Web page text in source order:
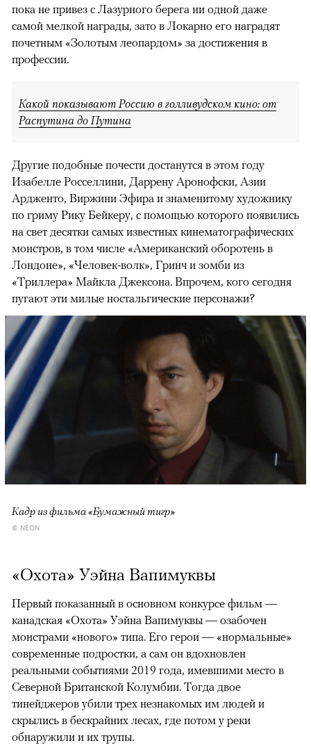
пока не привез с Лазурного берега ни одной даже
самой мелкой награды, зато в Локарно его наградят
почетным «Золотым леопардом» за достижения в
профессии.
Какой показывают Россию в голливудском кино: от
Распутина до Путина
Другие подобные почести достанутся в этом году
Изабелле Росселлини, Даррену Аронофски, Азии
Ардженто, Виржини Эфира и знаменитому художнику
по гриму Рику Бейкеру, с помощью которого появились
на свет десятки самых известных кинематографических
монстров, в том числе «Американский оборотень в
Лондоне», «Человек-волк», Гринч и зомби из
«Триллера» Майкла Джексона. Впрочем, кого сегодня
пугают эти милые ностальгические персонажи?
Кадр из фильма «Бумажный тигр»
© NEON
«Охота» Уэйна Вапимуквы
Первый показанный в основном конкурсе фильм —
канадская «Охота» Уэйна Вапимуквы — озабочен
монстрами «нового» типа. Его герои — «нормальные»
современные подростки, а сам он вдохновлен
реальными событиями 2019 года, имевшими место в
Северной Британской Колумбии. Тогда двое
тинейджеров убили трех незнакомых им людей и
скрылись в бескрайних лесах, где потом у реки
обнаружили и их трупы.